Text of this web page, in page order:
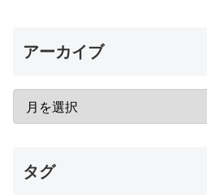
アーカイブ
タグ